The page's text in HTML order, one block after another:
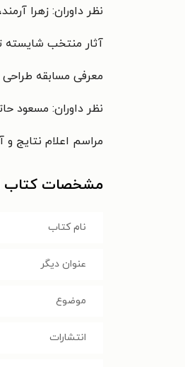
نظر داوران: زهرا
آثار منتخب شایسته
معرفی مسابقه
نظر داوران: مسعود
مراسم اعلام نتایج
مشخصات کتاب
نام کتاب
عنوان دیگر
موضوع
انتشارات